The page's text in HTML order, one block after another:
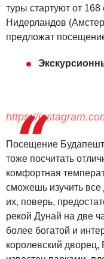
туры стартуют от
Нидерландов
предложат
https://
Посещение
тоже посчитать
комфортная
сможешь изучить все
их, поверь,
рекой Дунай на две
более богатой и
королевский